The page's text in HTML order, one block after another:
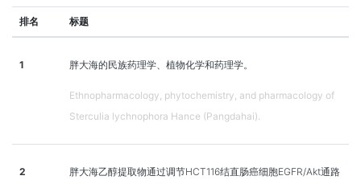
排名 标题
1 胖大海的民族药理学、植物化学和药理学。
Ethnopharmacology, phytochemistry, and pharmacology of
Sterculia lychnophora Hance (Pangdahai).
2
胖大海乙醇提取物通过调节HCT116结直肠癌细胞EGFR/Akt通路